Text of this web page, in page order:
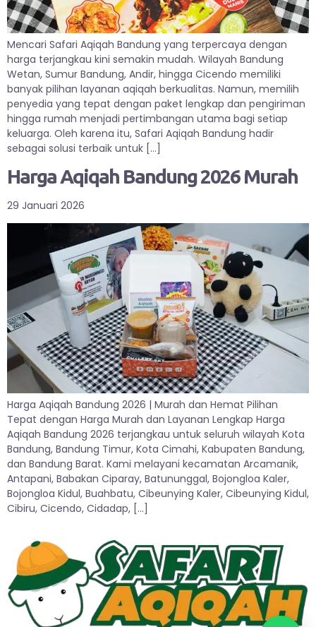
Mencari Safari Aqiqah Bandung yang terpercaya dengan
harga terjangkau kini semakin mudah. Wilayah Bandung
Wetan, Sumur Bandung, Andir, hingga Cicendo memiliki
banyak pilihan layanan aqiqah berkualitas. Namun, memilih
penyedia yang tepat dengan paket lengkap dan pengiriman
hingga rumah menjadi pertimbangan utama bagi setiap
keluarga. Oleh karena itu, Safari Aqiqah Bandung hadir
sebagai solusi terbaik untuk […]
Harga Aqiqah Bandung 2026 Murah
29 Januari 2026
Harga Aqiqah Bandung 2026 | Murah dan Hemat Pilihan
Tepat dengan Harga Murah dan Layanan Lengkap Harga
Aqiqah Bandung 2026 terjangkau untuk seluruh wilayah Kota
Bandung, Bandung Timur, Kota Cimahi, Kabupaten Bandung,
dan Bandung Barat. Kami melayani kecamatan Arcamanik,
Antapani, Babakan Ciparay, Batununggal, Bojongloa Kaler,
Bojongloa Kidul, Buahbatu, Cibeunying Kaler, Cibeunying Kidul,
Cibiru, Cicendo, Cidadap, […]